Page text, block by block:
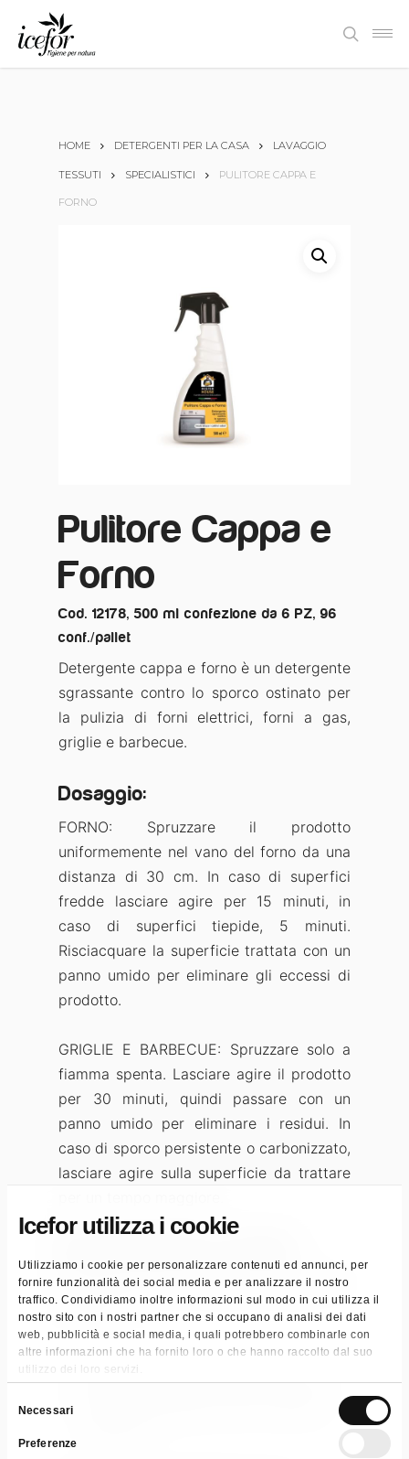
Icefor utilizza i cookie
Utilizziamo i cookie per personalizzare contenuti ed annunci, per
fornire funzionalità dei social media e per analizzare il nostro
traffico. Condividiamo inoltre informazioni sul modo in cui utilizza il
nostro sito con i nostri partner che si occupano di analisi dei dati
web, pubblicità e social media, i quali potrebbero combinarle con
altre informazioni che ha fornito loro o che hanno raccolto dal suo
utilizzo dei loro servizi.
Selezione
consenso
Necessari
Preferenze
search
HOME DETERGENTI PER LA CASA LAVAGGIO
TESSUTI SPECIALISTICI PULITORE CAPPA E
FORNO
Pulitore Cappa e
Forno
Cod. 12178, 500 ml confezione da 6 PZ, 96
conf./pallet
Detergente cappa e forno è un detergente
sgrassante contro lo sporco ostinato per
la pulizia di forni elettrici, forni a gas,
griglie e barbecue.
Dosaggio:
FORNO: Spruzzare il prodotto
uniformemente nel vano del forno da una
distanza di 30 cm. In caso di superfici
fredde lasciare agire per 15 minuti, in
caso di superfici tiepide, 5 minuti.
Risciacquare la superficie trattata con un
panno umido per eliminare gli eccessi di
prodotto.
GRIGLIE E BARBECUE: Spruzzare solo a
fiamma spenta. Lasciare agire il prodotto
per 30 minuti, quindi passare con un
panno umido per eliminare i residui. In
caso di sporco persistente o carbonizzato,
lasciare agire sulla superficie da trattare
Detergente pronto all’uso per cappe, forni
e griglie.
Neutralizza i cattivi odori
Scioglie i residui di natura organica